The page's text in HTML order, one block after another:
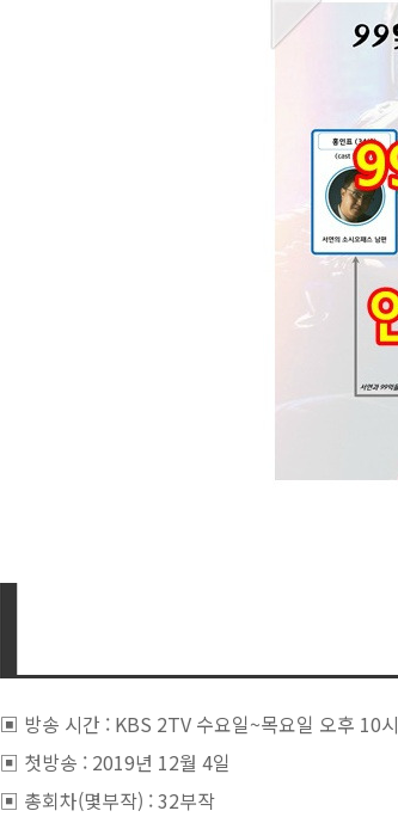
▣ 방송 시간 : KBS 2TV 수요일~목요일 오후 10시
▣ 첫방송 : 2019년 12월 4일
▣ 총회차(몇부작) : 32부작